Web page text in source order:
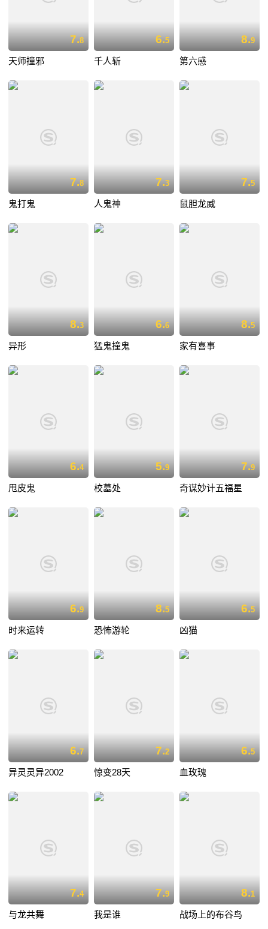
7.8
天师撞邪
6.5
千人斩
8.9
第六感
7.8
鬼打鬼
7.3
人鬼神
7.5
鼠胆龙威
8.3
异形
6.6
猛鬼撞鬼
8.5
家有喜事
6.4
甩皮鬼
5.9
校墓处
7.9
奇谋妙计五福星
6.9
时来运转
8.5
恐怖游轮
6.5
凶猫
6.7
异灵灵异2002
7.2
惊变28天
6.5
血玫瑰
7.4
与龙共舞
7.9
我是谁
8.1
战场上的布谷鸟